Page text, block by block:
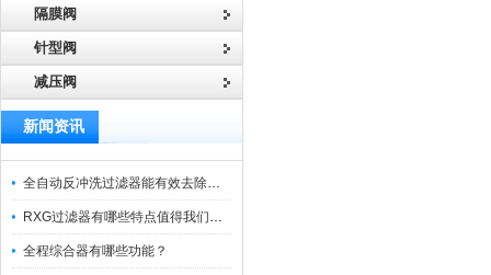
隔膜阀
针型阀
减压阀
新闻资讯
全自动反冲洗过滤器能有效去除过滤介质上的杂质
RXG过滤器有哪些特点值得我们选择？
全程综合器有哪些功能？